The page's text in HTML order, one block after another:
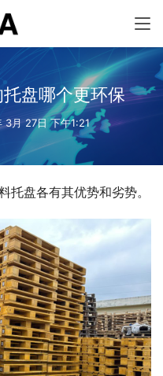
盘哪个更环保
月 27日 下午1:21
托盘各有其优势和劣势。